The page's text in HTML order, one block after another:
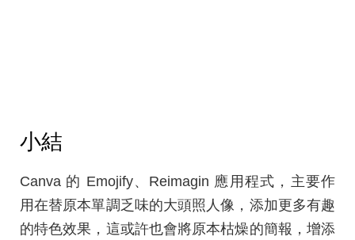
小結
Canva 的 Emojify、Reimagin 應用程式，主要作
用在替原本單調乏味的大頭照人像，添加更多有趣
的特色效果，這或許也會將原本枯燥的簡報，增添